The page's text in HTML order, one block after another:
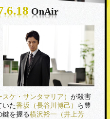
OnAir
スケ・サンタマリア）が殺害
いた香坂（長谷川博己）
ら豊
鍵を握る横沢裕一（井上芳